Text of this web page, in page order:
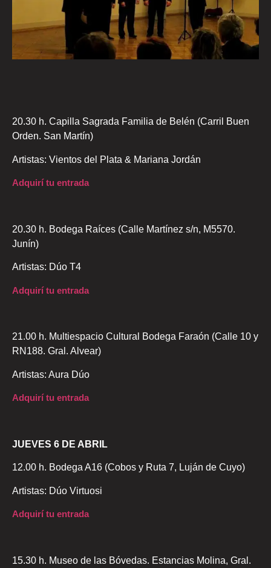
20.30 h. Capilla Sagrada Familia de Belén (Carril Buen
Orden. San Martín)
Artistas: Vientos del Plata & Mariana Jordán
Adquirí tu entrada
20.30 h. Bodega Raíces (Calle Martínez s/n, M5570.
Junín)
Artistas: Dúo T4
Adquirí tu entrada
21.00 h. Multiespacio Cultural Bodega Faraón (Calle 10 y
RN188. Gral. Alvear)
Artistas: Aura Dúo
Adquirí tu entrada
JUEVES 6 DE ABRIL
12.00 h. Bodega A16 (Cobos y Ruta 7, Luján de Cuyo)
Artistas: Dúo Virtuosi
Adquirí tu entrada
15.30 h. Museo de las Bóvedas. Estancias Molina, Gral.